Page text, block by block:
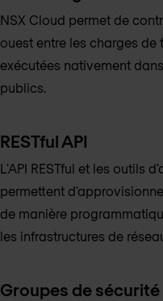
NSX Cloud permet de
ouest entre les charges
exécutées nativement
publics.
RESTful API
L'API RESTful et les outils
permettent
de manière
les infrastructures de
Groupes de sécurité